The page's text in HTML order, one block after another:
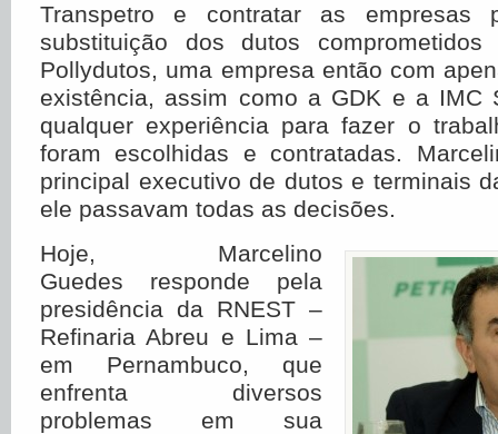
Transpetro e contratar as empresas
substituição dos dutos
Pollydutos, uma empresa então com
existência, assim como a GDK e a IMC
qualquer experiência para fazer o
foram escolhidas e contratadas.
principal executivo de dutos e terminais
ele passavam todas as decisões.
Hoje, Marcelino
Guedes responde pela
presidência da RNEST –
Refinaria Abreu e Lima –
em Pernambuco, que
enfrenta diversos
problemas em sua